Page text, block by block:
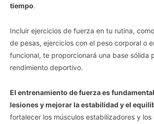
tiempo.
Incluir ejercicios de fuerza en tu rutina,
de pesas, ejercicios con el peso corporal o
funcional, te proporcionará una base sólida
rendimiento deportivo.
El entrenamiento de fuerza es
lesiones y mejorar la estabilidad y el
fortalecer los músculos estabilizadores y los